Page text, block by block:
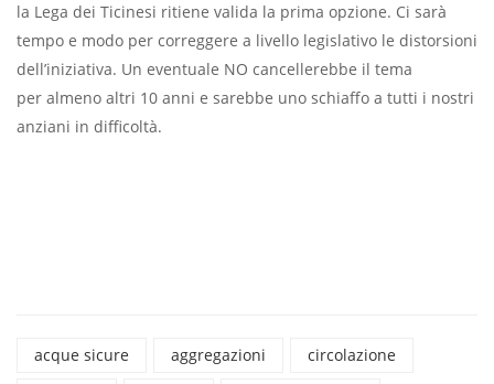
la Lega dei Ticinesi ritiene valida la prima opzione. Ci sarà
tempo e modo per correggere a livello legislativo le distorsioni
dell’iniziativa. Un eventuale NO cancellerebbe il tema
per almeno altri 10 anni e sarebbe uno schiaffo a tutti i nostri
anziani in difficoltà.
acque sicure aggregazioni
circolazione